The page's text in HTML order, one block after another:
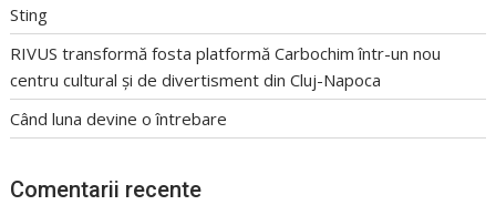
Sting
RIVUS transformă fosta platformă Carbochim într-un nou
centru cultural și de divertisment din Cluj-Napoca
Când luna devine o întrebare
Comentarii recente